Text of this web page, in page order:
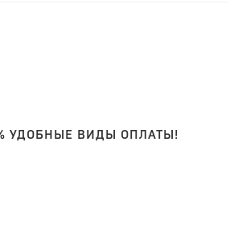
УДОБНЫЕ ВИДЫ ОПЛАТЫ!